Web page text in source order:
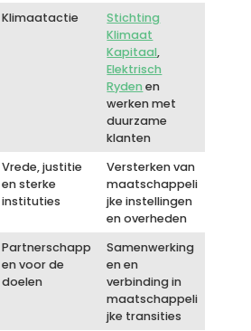
Klimaatactie
Stichting
Klimaat
Kapitaal,
Elektrisch
Ryden en
werken met
duurzame
klanten
Vrede, justitie
en sterke
instituties
Versterken van
maatschappeli
jke instellingen
en overheden
Partnerschapp
en voor de
doelen
Samenwerking
en en
verbinding in
maatschappeli
jke transities